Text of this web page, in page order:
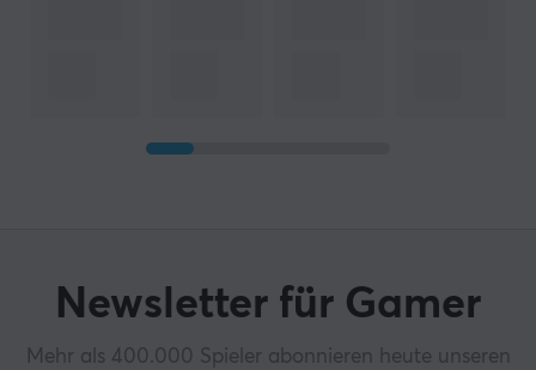
Newsletter für Gamer
Mehr als 400.000 Spieler abonnieren heute unseren